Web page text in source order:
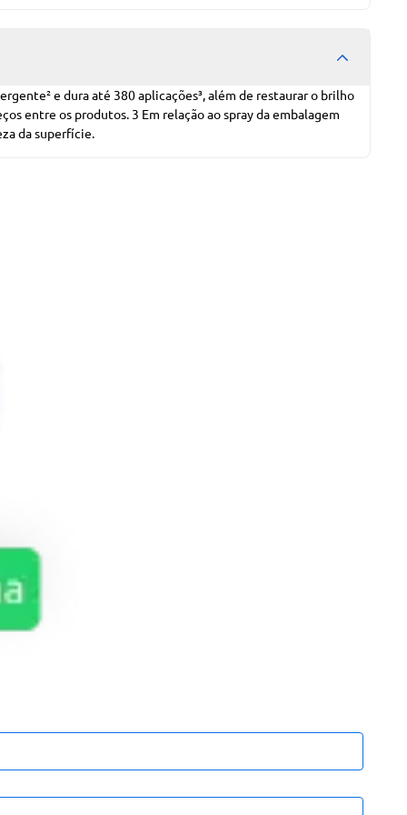
e dura até 380 aplicações³, além de restaurar o brilho
entre os produtos. 3 Em relação ao spray da embalagem
da superfície.